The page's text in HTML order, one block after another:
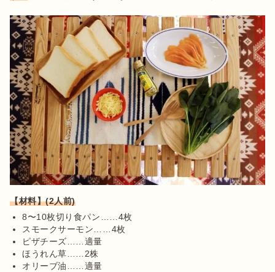
【材料】(2人前)
8〜10枚切り食パン……4枚
スモークサーモン……4枚
ピザチーズ……適量
ほうれん草……2株
オリーブ油……適量